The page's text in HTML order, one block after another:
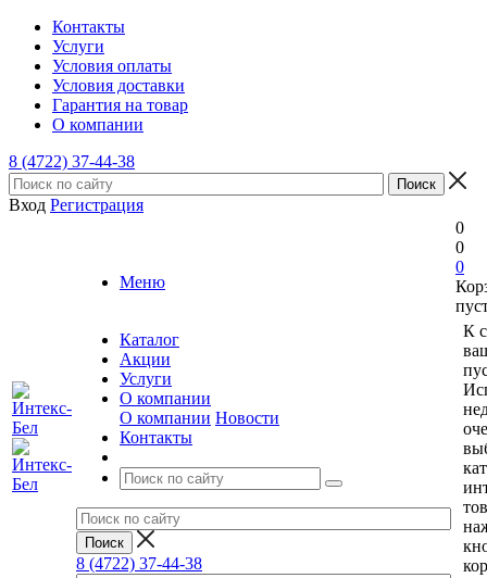
Контакты
Услуги
Условия оплаты
Условия доставки
Гарантия на товар
О компании
8 (4722) 37-44-38
Вход Регистрация
Меню
Каталог
Акции
Услуги
О компании
О компании Новости
Контакты
8 (4722) 37-44-38
0
0
0
К